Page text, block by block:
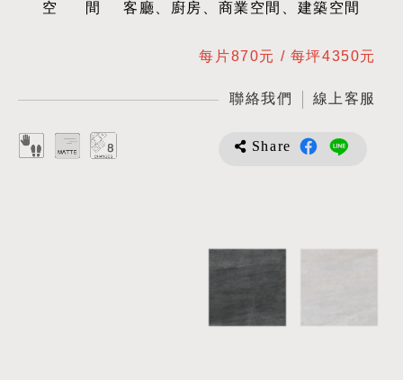
空間客廳、廚房、商業空間、建築空間
每片870元 / 每坪4350元
聯絡我們 線上客服
Share